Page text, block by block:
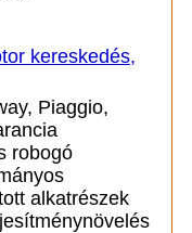
kereskedés,
Piaggio,
robogó
alkatrészek